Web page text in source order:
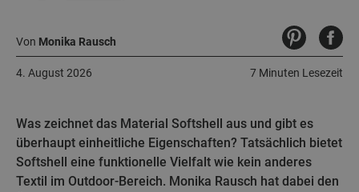
Von Monika Rausch
7 Minuten Lesezeit
4. August 2026
Was zeichnet das Material Softshell aus und gibt es
überhaupt einheitliche Eigenschaften? Tatsächlich bietet
Softshell eine funktionelle Vielfalt wie kein anderes
Textil im Outdoor-Bereich. Monika Rausch hat dabei den